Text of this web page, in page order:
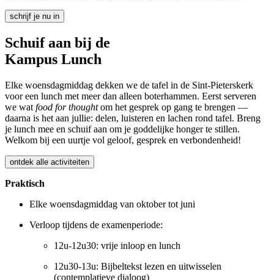
schrijf je nu in
Schuif aan bij de
Kampus Lunch
Elke woensdagmiddag dekken we de tafel in de Sint-Pieterskerk
voor een lunch met meer dan alleen boterhammen. Eerst serveren
we wat food for thoughtom het gesprek op gang te brengen —
daarna is het aan jullie: delen, luisteren en lachen rond tafel. Breng
je lunch mee en schuif aan om je goddelijke honger te stillen.
Welkom bij een uurtje vol geloof, gesprek en verbondenheid!
ontdek alle activiteiten
Praktisch
Elke woensdagmiddag van oktober tot juni
Verloop tijdens de examenperiode:
12u-12u30: vrije inloop en lunch
12u30-13u: Bijbeltekst lezen en uitwisselen
(contemplatieve dialoog)